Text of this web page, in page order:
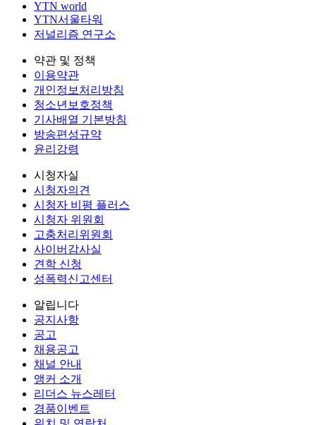
YTN world
YTN서울타워
저널리즘 연구소
약관 및 정책
이용약관
개인정보처리방침
청소년보호정책
기사배열 기본방침
방송편성규약
윤리강령
시청자실
시청자의견
시청자 비평 플러스
시청자 위원회
고충처리위원회
사이버감사실
견학 신청
성폭력신고센터
알립니다
공지사항
공고
채용공고
채널 안내
앵커 소개
리더스 뉴스레터
경품이벤트